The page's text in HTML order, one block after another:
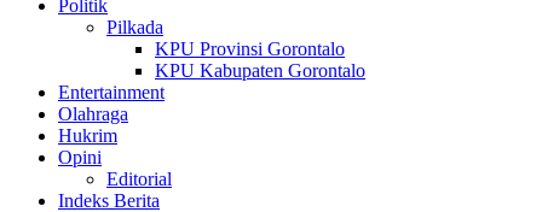
Politik
Pilkada
KPU Provinsi Gorontalo
KPU Kabupaten Gorontalo
Entertainment
Olahraga
Hukrim
Opini
Editorial
Indeks Berita